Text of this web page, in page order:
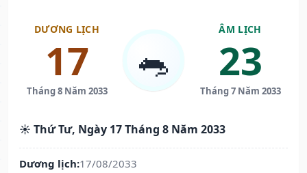
DƯƠNG LỊCH
17
Tháng 8 Năm 2033
🐀
ÂM LỊCH
23
Tháng 7 Năm 2033
☀️ Thứ Tư, Ngày 17 Tháng 8 Năm 2033
Dương lịch:17/08/2033